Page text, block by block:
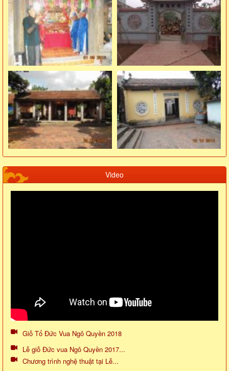
Video
Giỗ Tổ Đức Vua Ngô Quyền 2018
Lễ giỗ Đức vua Ngô Quyền 2017...
Chương trình nghệ thuật tại Lễ...